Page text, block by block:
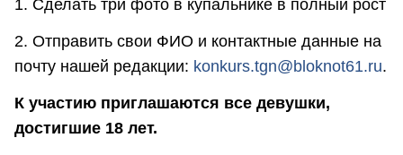
1. Сделать три фото в купальнике в полный рост
2. Отправить свои ФИО и контактные данные на
почту нашей редакции: konkurs.tgn@bloknot61.ru.
К участию приглашаются все девушки,
достигшие 18 лет.